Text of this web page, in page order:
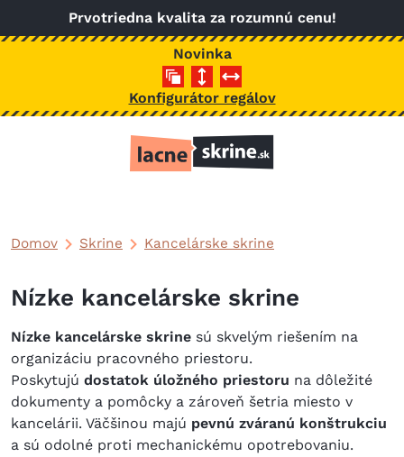
Skočiť na hlavný obsah
Prvotriedna kvalita za rozumnú cenu!
Novinka
Konfigurátor regálov
Domov Skrine Kancelárske skrine
Nízke kancelárske skrine
Nízke kancelárske skrine sú skvelým riešením na
organizáciu pracovného priestoru.
Poskytujú dostatok úložného priestoru na dôležité
dokumenty a pomôcky a zároveň šetria miesto v
kancelárii. Väčšinou majú pevnú zváranú konštrukciu
a sú odolné proti mechanickému opotrebovaniu.